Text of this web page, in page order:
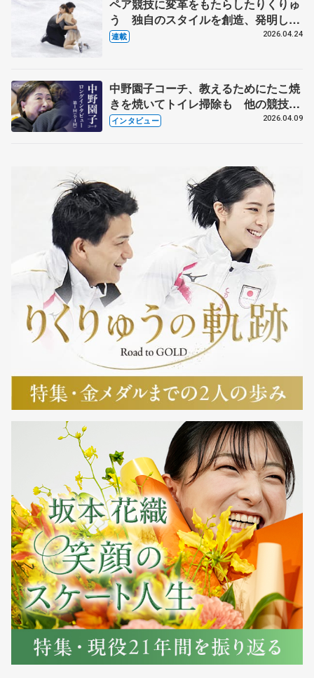
ペア競技に変革をもたらしたりくりゅ
う 独自のスタイルを創造、発明した
【引退発表後②】
連載 2026.04.24
中野園子コーチ、教えるためにたこ焼
きを焼いてトイレ掃除も 他の競技に
も通用するという坂本花織の筋肉
インタビュー 2026.04.09